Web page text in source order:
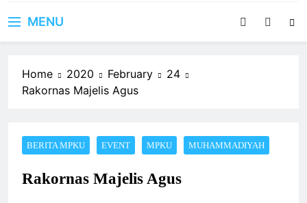
MENU
Home 2020 February
24
Rakornas Majelis Agus
BERITA MPKU EVENT MPKU MUHAMMADIYAH
Rakornas Majelis Agus